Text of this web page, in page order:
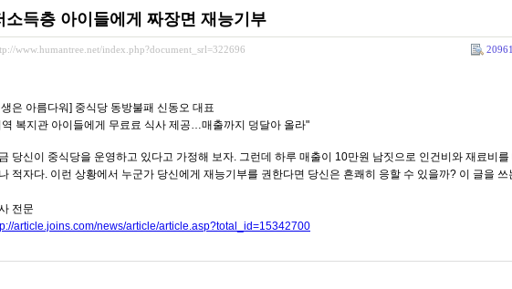
소득층 아이들에게 짜장면 재능기부
www.humantree.net/index.php?document_srl=322696
은 아름다워] 중식당 동방불패 신동오 대표
역 복지관 아이들에게 무료료 식사 제공…매출까지 덩달아 올라"
당신이 중식당을 운영하고 있다고 가정해 보자. 그런데 하루 매출이 10만원 남짓으로 인건비와 재료비
적자다. 이런 상황에서 누군가 당신에게 재능기부를 권한다면 당신은 흔쾌히 응할 수 있을까? 이 글을 쓰
전문
article.joins.com/news/article/article.asp?total_id=15342700